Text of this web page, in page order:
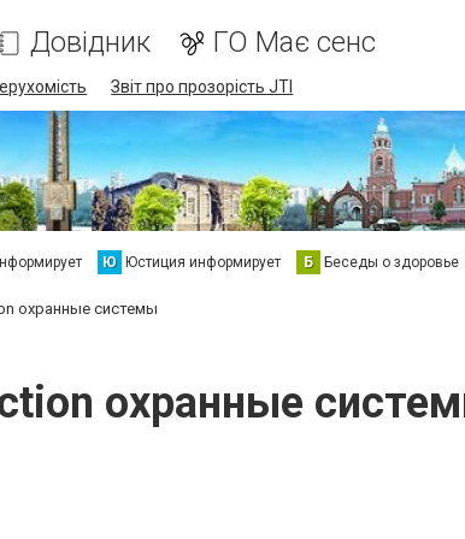
Довідник ГО Має сенс
Звіт про прозорість JTI
Ю Юстиция информирует Б Беседы о здоровье
охранные системы
охранные